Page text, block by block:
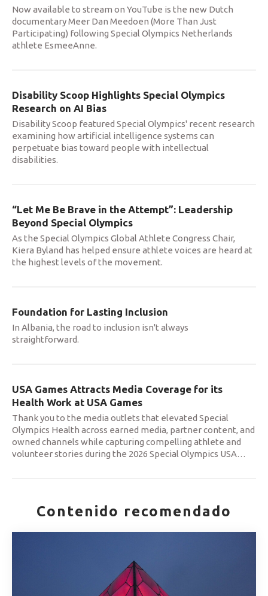
Now available to stream on YouTube is the new Dutch
documentary Meer Dan Meedoen (More Than Just
Participating) following Special Olympics Netherlands
athlete EsmeeAnne.
Disability Scoop Highlights Special Olympics
Research on AI Bias
Disability Scoop featured Special Olympics' recent research
examining how artificial intelligence systems can
perpetuate bias toward people with intellectual
disabilities.
“Let Me Be Brave in the Attempt”: Leadership
Beyond Special Olympics
As the Special Olympics Global Athlete Congress Chair,
Kiera Byland has helped ensure athlete voices are heard at
the highest levels of the movement.
Foundation for Lasting Inclusion
In Albania, the road to inclusion isn't always
straightforward.
USA Games Attracts Media Coverage for its
Health Work at USA Games
Thank you to the media outlets that elevated Special
Olympics Health across earned media, partner content, and
owned channels while capturing compelling athlete and
volunteer stories during the 2026 Special Olympics USA…
Contenido recomendado